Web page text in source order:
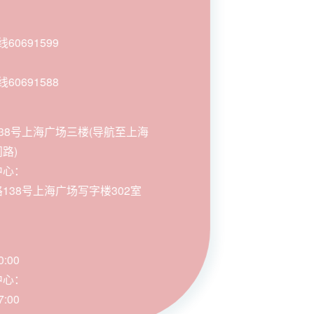
60691599
60691588
号上海广场三楼(导航至上海
)
：
号上海广场写字楼302室
：